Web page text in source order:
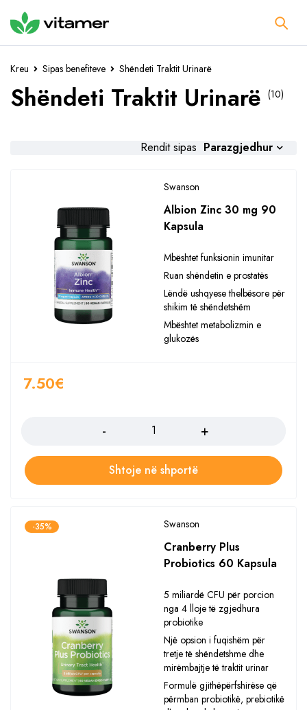
Kreu Sipas benefiteve Shëndeti Traktit Urinarë
Shëndeti Traktit Urinarë (10)
Rendit sipas Parazgjedhur
Swanson
Albion Zinc 30 mg 90
Kapsula
Mbështet funksionin imunitar
Ruan shëndetin e prostatës
Lëndë ushqyese thelbësore për
shikim të shëndetshëm
Mbështet metabolizmin e
glukozës
7.50€
Shtoje në shportë
-35% Swanson
Cranberry Plus
Probiotics 60 Kapsula
5 miliardë CFU për porcion
nga 4 lloje të zgjedhura
probiotike
Një opsion i fuqishëm për
tretje të shëndetshme dhe
mirëmbajtje të traktit urinar
Formulë gjithëpërfshirëse që
përmban probiotikë, prebiotikë